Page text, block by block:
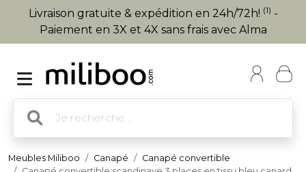
Livraison gratuite & expédition en 24h/72h! (1) -
Paiement en 3X et 4X sans frais avec Alma
Meubles Miliboo Canapé
Canapé convertible